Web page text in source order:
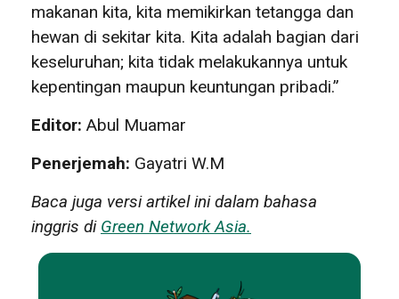
makanan kita, kita memikirkan tetangga dan
hewan di sekitar kita. Kita adalah bagian dari
keseluruhan; kita tidak melakukannya untuk
kepentingan maupun keuntungan pribadi.”
Editor: Abul Muamar
Penerjemah: Gayatri W.M
Baca juga versi artikel ini dalam bahasa
inggris di Green Network Asia.